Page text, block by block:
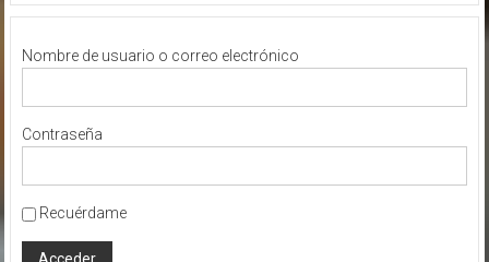
Nombre de usuario o correo electrónico
Contraseña
Recuérdame